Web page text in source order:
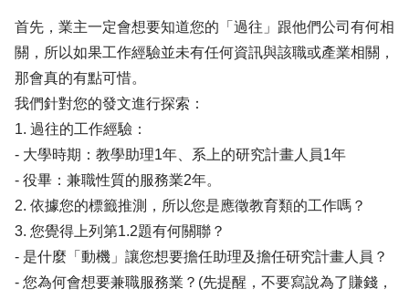
首先，業主一定會想要知道您的「過往」跟他們公司有何相
關，所以如果工作經驗並未有任何資訊與該職或產業相關，
那會真的有點可惜。
我們針對您的發文進行探索：
1. 過往的工作經驗：
- 大學時期：教學助理1年、系上的研究計畫人員1年
- 役畢：兼職性質的服務業2年。
2. 依據您的標籤推測，所以您是應徵教育類的工作嗎？
3. 您覺得上列第1.2題有何關聯？
- 是什麼「動機」讓您想要擔任助理及擔任研究計畫人員？
- 您為何會想要兼職服務業？(先提醒，不要寫說為了賺錢，